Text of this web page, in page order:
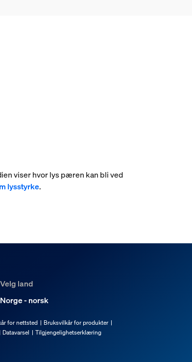
viser hvor lys pæren kan bli ved
lysstyrke.
Velg land
Norge - norsk
for nettsted
Bruksvilkår for produkter
Datavarsel Tilgjengelighetserklæring